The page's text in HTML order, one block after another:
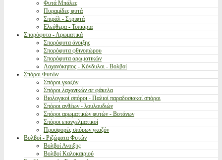
Φυτά Μπάλες
Πυραμίδες φυτά
Σπιράλ - Στριφτά
Ελεύθερα - Τοπιάρια
Σπορόφυτα - Αρωματικά
Σπορόφυτα άνοιξης
Σπορόφυτα φθινοπώρου
Σπορόφυτα αρωματικών
Λαχανόκηπος - Κόνδυλοι - Βολβοί
Σπόροι Φυτών
Σπόροι γκαζόν
Σπόροι λαχανικών σε φάκελα
Βιολογικοί σπόροι - Παλιοί παραδοσιακοί σπόροι
Σπόροι ανθέων - λουλουδιών
Σπόροι αρωματικών φυτών - Βοτάνων
Σπόροι επαγγελματικοί
Προσφορές σπόρων γκαζόν
Βολβοί - Ριζώματα Φυτών
Βολβοί Ανοιξης
Βολβοί Καλοκαιριού